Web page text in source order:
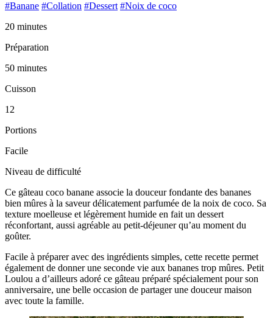
#Banane #Collation #Dessert #Noix de coco
20 minutes
Préparation
50 minutes
Cuisson
12
Portions
Facile
Niveau de difficulté
Ce gâteau coco banane associe la douceur fondante des bananes
bien mûres à la saveur délicatement parfumée de la noix de coco. Sa
texture moelleuse et légèrement humide en fait un dessert
réconfortant, aussi agréable au petit-déjeuner qu’au moment du
goûter.
Facile à préparer avec des ingrédients simples, cette recette permet
également de donner une seconde vie aux bananes trop mûres. Petit
Loulou a d’ailleurs adoré ce gâteau préparé spécialement pour son
anniversaire, une belle occasion de partager une douceur maison
avec toute la famille.